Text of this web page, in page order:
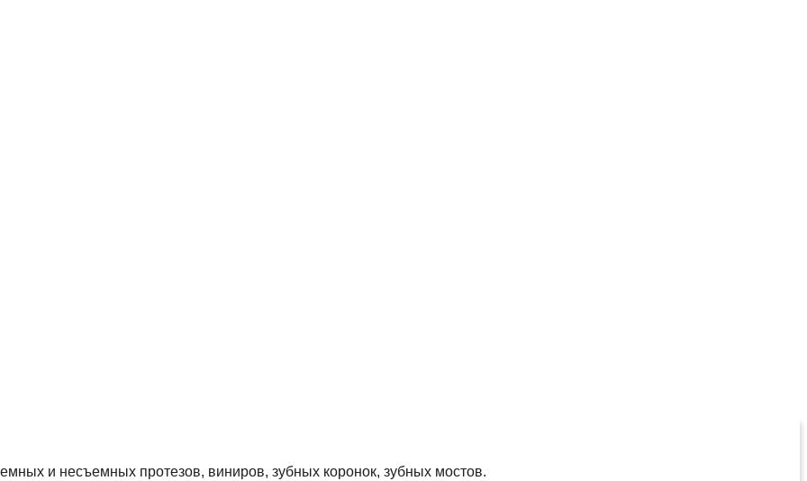
и несъемных протезов, виниров, зубных коронок, зубных мостов.